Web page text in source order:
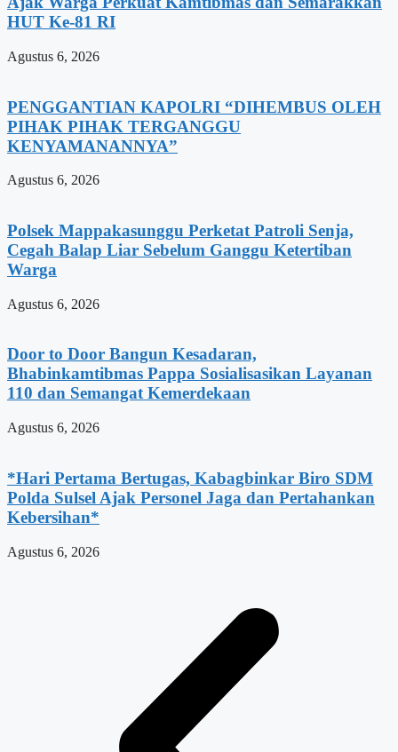
HUT Ke-81 RI
Agustus 6, 2026
PENGGANTIAN KAPOLRI “DIHEMBUS OLEH
PIHAK PIHAK TERGANGGU
KENYAMANANNYA”
Agustus 6, 2026
Polsek Mappakasunggu Perketat Patroli Senja,
Cegah Balap Liar Sebelum Ganggu Ketertiban
Warga
Agustus 6, 2026
Door to Door Bangun Kesadaran,
Bhabinkamtibmas Pappa Sosialisasikan Layanan
110 dan Semangat Kemerdekaan
Agustus 6, 2026
*Hari Pertama Bertugas, Kabagbinkar Biro SDM
Polda Sulsel Ajak Personel Jaga dan Pertahankan
Kebersihan*
Agustus 6, 2026